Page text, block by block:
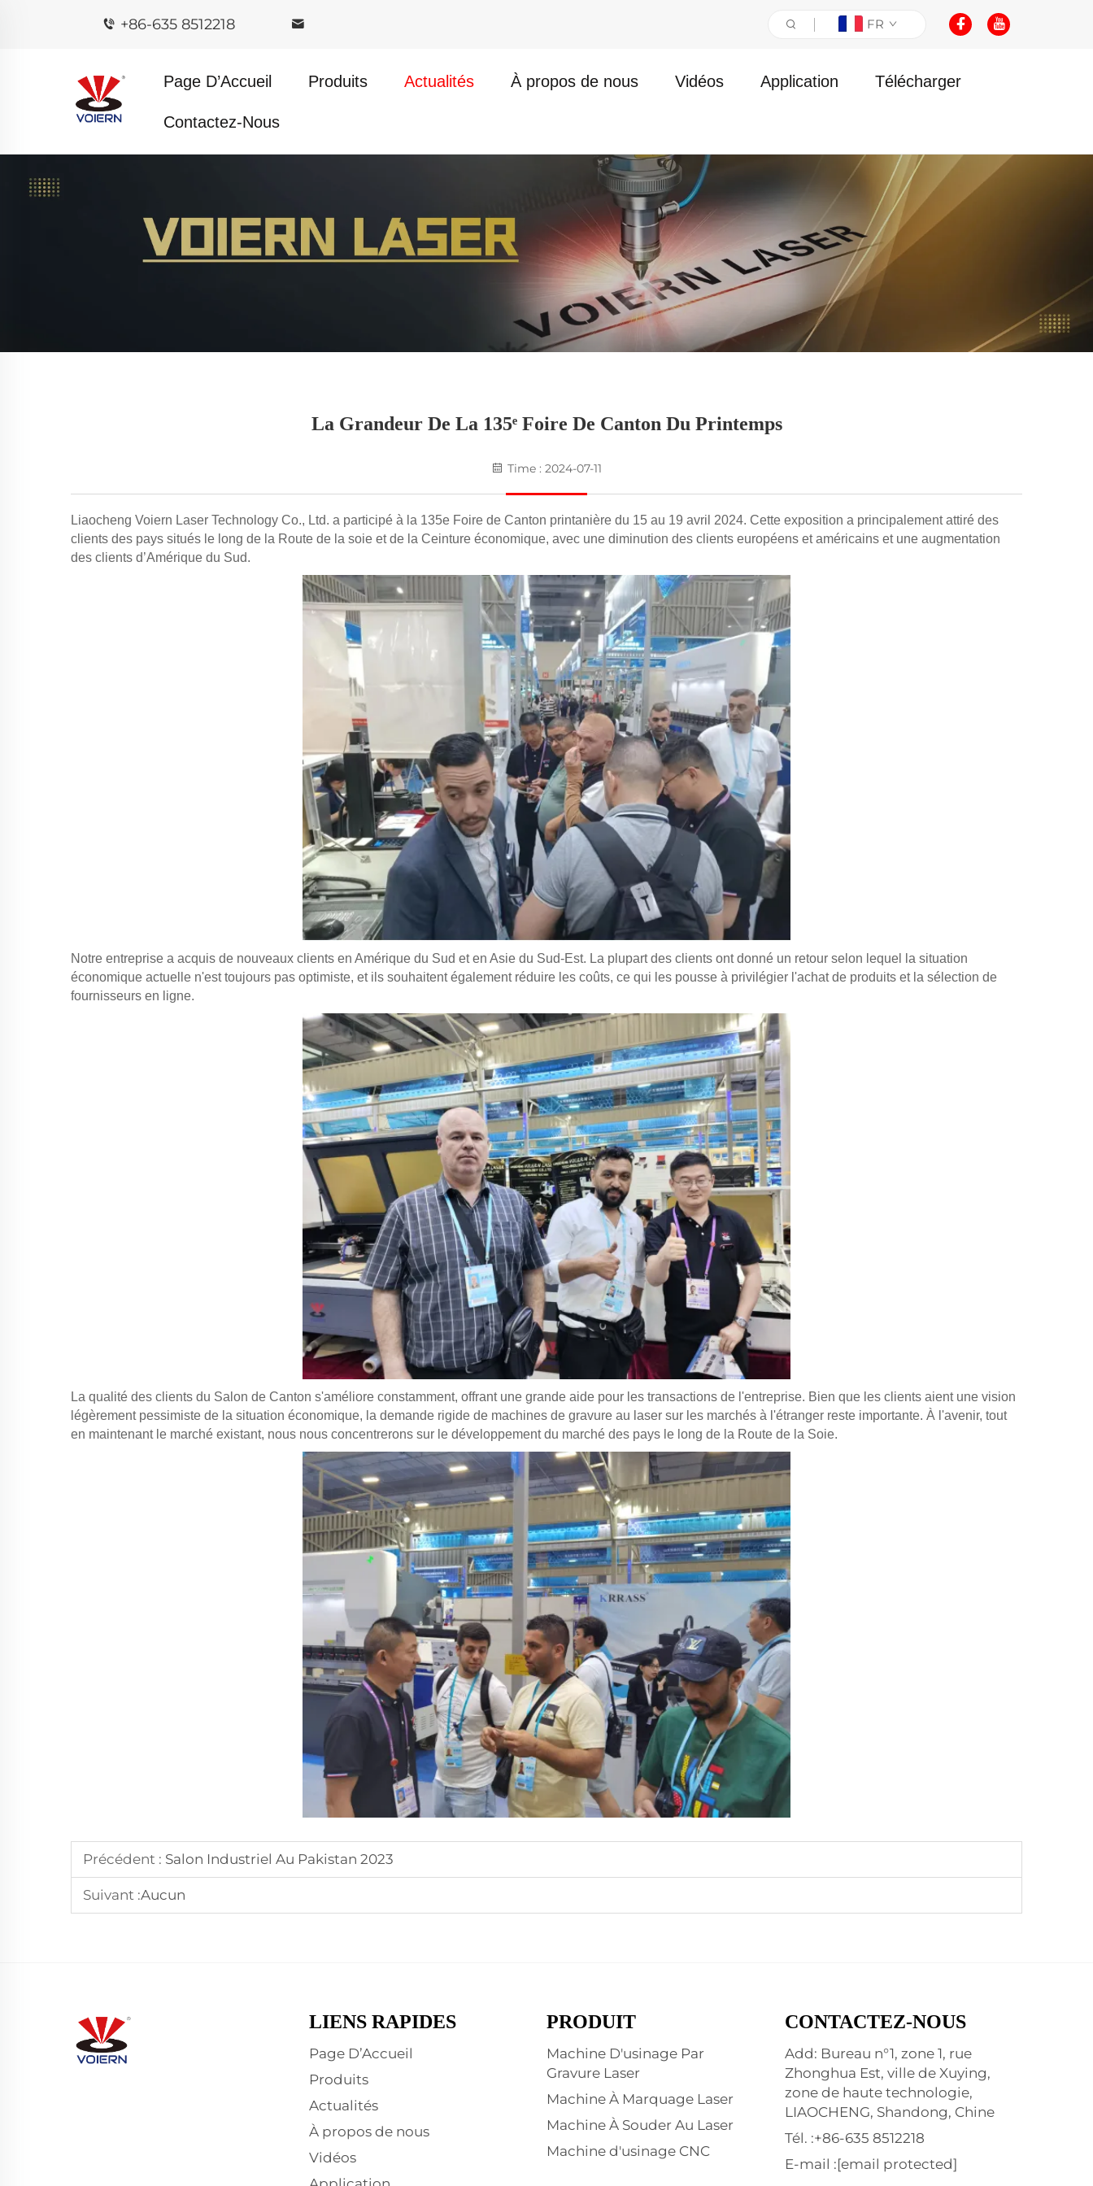
+86-635 8512218 FR
Page D’Accueil Produits Actualités À propos de nous Vidéos Application Télécharger
Contactez-Nous
La Grandeur De La 135ᵉ Foire De Canton Du Printemps
Time : 2024-07-11
Liaocheng Voiern Laser Technology Co., Ltd. a participé à la 135e Foire de Canton printanière du 15 au 19 avril 2024. Cette exposition a principalement attiré des
clients des pays situés le long de la Route de la soie et de la Ceinture économique, avec une diminution des clients européens et américains et une augmentation
des clients d’Amérique du Sud.
Notre entreprise a acquis de nouveaux clients en Amérique du Sud et en Asie du Sud-Est. La plupart des clients ont donné un retour selon lequel la situation
économique actuelle n'est toujours pas optimiste, et ils souhaitent également réduire les coûts, ce qui les pousse à privilégier l'achat de produits et la sélection de
fournisseurs en ligne.
La qualité des clients du Salon de Canton s'améliore constamment, offrant une grande aide pour les transactions de l'entreprise. Bien que les clients aient une vision
légèrement pessimiste de la situation économique, la demande rigide de machines de gravure au laser sur les marchés à l'étranger reste importante. À l'avenir, tout
en maintenant le marché existant, nous nous concentrerons sur le développement du marché des pays le long de la Route de la Soie.
Précédent : Salon Industriel Au Pakistan 2023
Suivant :Aucun
LIENS RAPIDES
Page D’Accueil
Produits
Actualités
À propos de nous
Vidéos
PRODUIT
Machine D'usinage Par
Gravure Laser
Machine À Marquage Laser
Machine À Souder Au Laser
Machine d'usinage CNC
CONTACTEZ-NOUS
Add: Bureau n°1, zone 1, rue
Zhonghua Est, ville de Xuying,
zone de haute technologie,
LIAOCHENG, Shandong, Chine
Tél. :+86-635 8512218
E-mail :[email protected]